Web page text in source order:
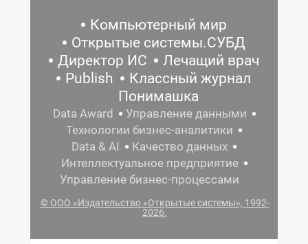
Компьютерный мир
Открытые системы.СУБД
Директор ИС
Лечащий врач
Publish
Классный журнал
Понимашка
Data Award
Управление данными
Технологии бизнес-аналитики
Data & AI
Качество данных
Интеллектуальное предприятие
Управление бизнес-процессами
© ООО «Издательство «Открытые системы», 1992-
2026.